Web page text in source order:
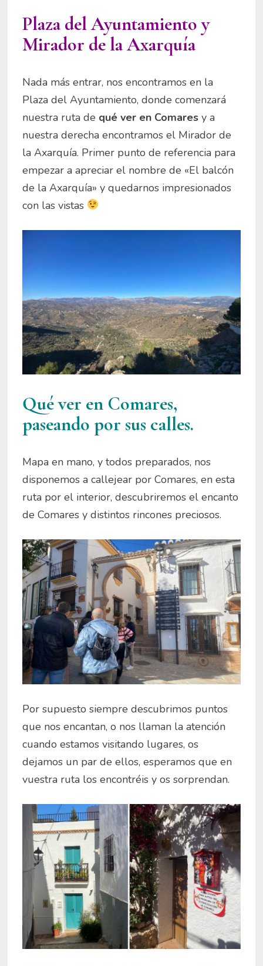
Plaza del Ayuntamiento y
Mirador de la Axarquía
Nada más entrar, nos encontramos en la
Plaza del Ayuntamiento, donde comenzará
nuestra ruta de qué ver en Comares y a
nuestra derecha encontramos el Mirador de
la Axarquía. Primer punto de referencia para
empezar a apreciar el nombre de «El balcón
de la Axarquía» y quedarnos impresionados
con las vistas
Qué ver en Comares,
paseando por sus calles.
Mapa en mano, y todos preparados, nos
disponemos a callejear por Comares, en esta
ruta por el interior, descubriremos el encanto
de Comares y distintos rincones preciosos.
Por supuesto siempre descubrimos puntos
que nos encantan, o nos llaman la atención
cuando estamos visitando lugares, os
dejamos un par de ellos, esperamos que en
vuestra ruta los encontréis y os sorprendan.